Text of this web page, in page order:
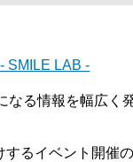
SMILE LAB -
なる情報を幅広く
するイベント開催